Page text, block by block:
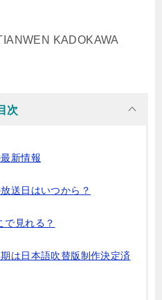
KADOKAWA
次
新情報
送日はいつから？
で見れる？
は日本語吹替版制作決定済